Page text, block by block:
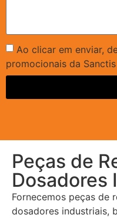
Ao clicar em enviar,
promocionais da
Peças de
Dosadores
Fornecemos peças de
dosadores industriais,